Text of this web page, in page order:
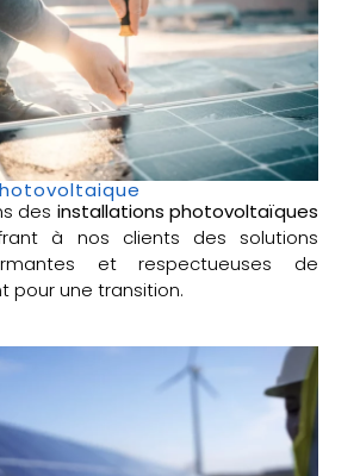
des installations photovoltaïques
à nos clients des solutions
et respectueuses de
pour une transition.